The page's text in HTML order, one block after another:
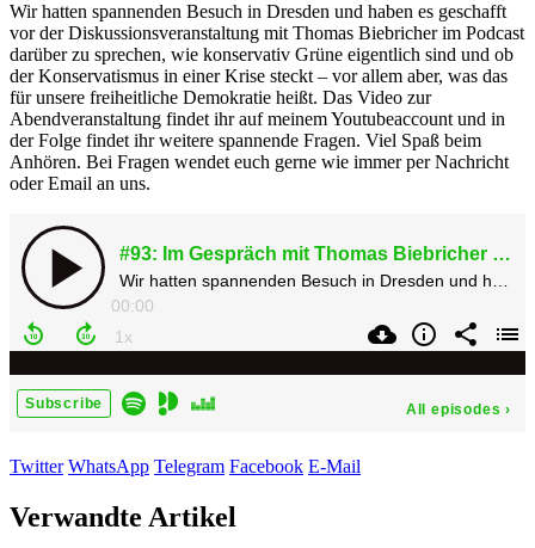
Wir hatten spannenden Besuch in Dresden und haben es geschafft
vor der Diskussionsveranstaltung mit Thomas Biebricher im Podcast
darüber zu sprechen, wie konservativ Grüne eigentlich sind und ob
der Konservatismus in einer Krise steckt – vor allem aber, was das
für unsere freiheitliche Demokratie heißt. Das Video zur
Abendveranstaltung findet ihr auf meinem Youtubeaccount und in
der Folge findet ihr weitere spannende Fragen. Viel Spaß beim
Anhören. Bei Fragen wendet euch gerne wie immer per Nachricht
oder Email an uns.
Twitter WhatsApp Telegram Facebook E-Mail
Verwandte Artikel